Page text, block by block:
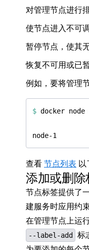
对管理节点进行
使节点进入不可
暂停节点，使其
恢复不可用或已
例如，要将管理
$
查看节点列表 以
添加或删
节点标签提供了
建服务时应用约
在管理节点上运
--label-add 标